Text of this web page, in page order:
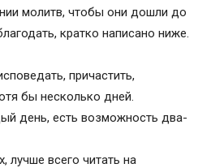
больного
и неспящего
и наркомании
на всякую немощь
Господу
молитв, чтобы они дошли до
кратко написано ниже.
причастить,
бы несколько дней.
день, есть возможность два-
лучше всего читать на